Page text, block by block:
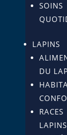
SOINS
LAPINS
DU
LAPINS